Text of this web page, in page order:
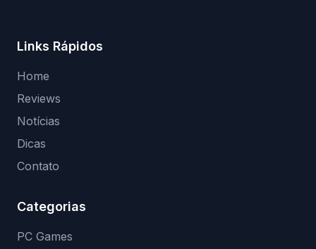
Links Rápidos
Home
Reviews
Notícias
Dicas
Contato
Categorias
PC Games